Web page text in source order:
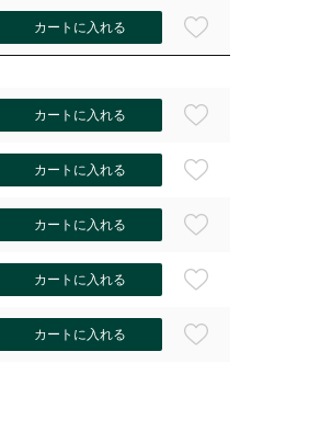
カートに入れる
カートに入れる
カートに入れる
カートに入れる
カートに入れる
カートに入れる